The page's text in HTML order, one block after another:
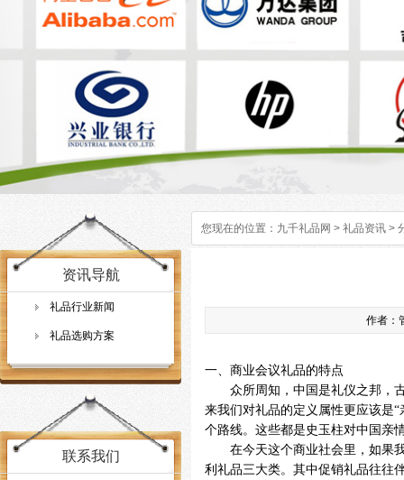
您现在的位置： 九千礼品网 > 礼品资讯 >
资讯导航
礼品行业新闻
礼品选购方案
联系我们
作者：
一、商业会议礼品的特点
众所周知，中国是礼仪之邦，古
来我们对礼品的定义属性更应该是
个路线。这些都是史玉柱对中国亲
在今天这个商业社会里，如果我
利礼品三大类。其中促销礼品往往